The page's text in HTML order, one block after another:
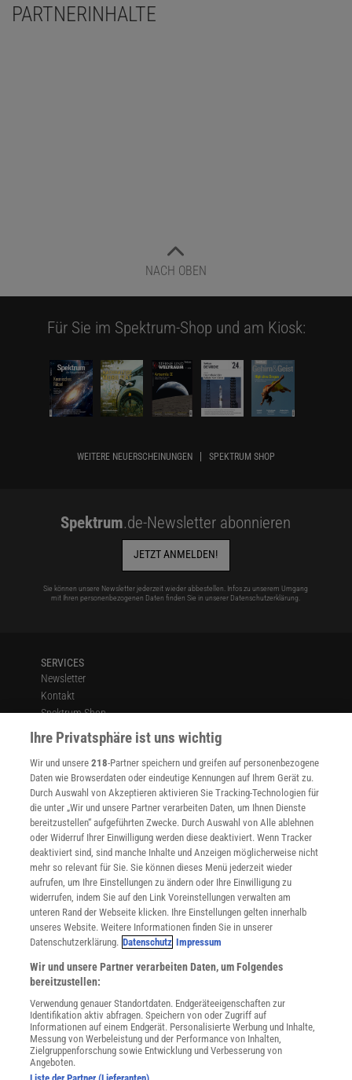
PARTNERINHALTE
NACH OBEN
Für Sie im Spektrum-Shop und am Kiosk:
WEITERE NEUERSCHEINUNGEN SPEKTRUM SHOP
Spektrum.de-Newsletter abonnieren
JETZT ANMELDEN!
Sie können unsere Newsletter jederzeit wieder abbestellen. Infos zu unserem Umgang
mit Ihren personenbezogenen Daten finden Sie in unserer Datenschutzerklärung
SERVICES
Newsletter
Kontakt
Spektrum Shop
Im Handel kaufen
Verträge kündigen
INFO
Mediadaten
Datenschutz
Nutzungsbedingungen
Cookie-Einstellungen
Utiq verwalten
Nutzungsbasierte Onlinewerbung
Alle Artikel
Impressum
Angebote für Schulen
Angebote für Institutionen
Sprachen lernen mit Gymglish
Lexika
Für Spektrum schreiben
Zugänglichkeitserklärung
Ihre Privatsphäre ist uns wichtig
Wir und unsere218-Partner speichern und greifen auf personenbezogene
Daten wie Browserdaten oder eindeutige Kennungen auf Ihrem Gerät zu.
Durch Auswahl von Akzeptieren aktivieren Sie Tracking-Technologien für
die unter „Wir und unsere Partner verarbeiten Daten, um Ihnen Dienste
bereitzustellen“ aufgeführten Zwecke. Durch Auswahl von Alle ablehnen
oder Widerruf Ihrer Einwilligung werden diese deaktiviert. Wenn Tracker
deaktiviert sind, sind manche Inhalte und Anzeigen möglicherweise nicht
mehr so relevant für Sie. Sie können dieses Menü jederzeit wieder
aufrufen, um Ihre Einstellungen zu ändern oder Ihre Einwilligung zu
widerrufen, indem Sie auf den Link Voreinstellungen verwalten am
unteren Rand der Webseite klicken. Ihre Einstellungen gelten innerhalb
unseres Website. Weitere Informationen finden Sie in unserer
Datenschutzerklärung. Datenschutz Impressum
Wir und unsere Partner verarbeiten Daten, um Folgendes
bereitzustellen:
Verwendung genauer Standortdaten. Endgeräteeigenschaften zur
Identifikation aktiv abfragen. Speichern von oder Zugriff auf
Informationen auf einem Endgerät. Personalisierte Werbung und Inhalte,
Messung von Werbeleistung und der Performance von Inhalten,
Zielgruppenforschung sowie Entwicklung und Verbesserung von
Angeboten.